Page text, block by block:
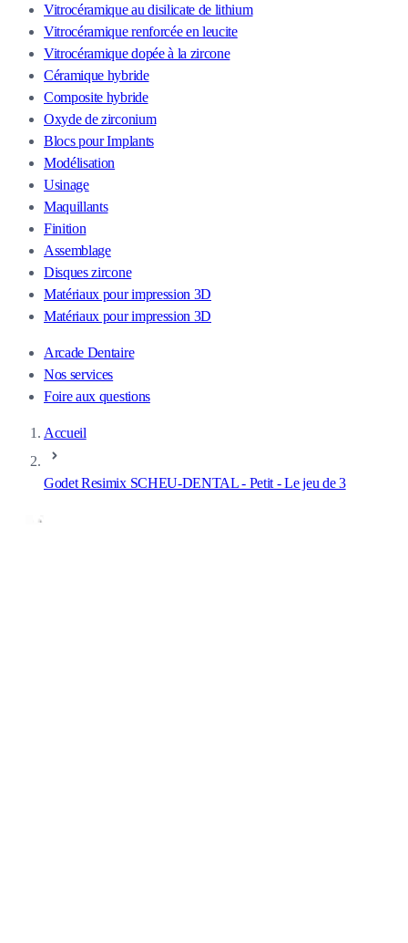
Vitrocéramique au disilicate de lithium
Vitrocéramique renforcée en leucite
Vitrocéramique dopée à la zircone
Céramique hybride
Composite hybride
Oxyde de zirconium
Blocs pour Implants
Modélisation
Usinage
Maquillants
Finition
Assemblage
Disques zircone
Matériaux pour impression 3D
Matériaux pour impression 3D
Arcade Dentaire
Nos services
Foire aux questions
Accueil
Godet Resimix SCHEU-DENTAL - Petit - Le jeu de 3